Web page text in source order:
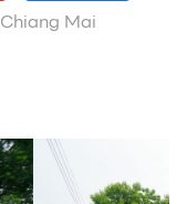
Chiang Mai